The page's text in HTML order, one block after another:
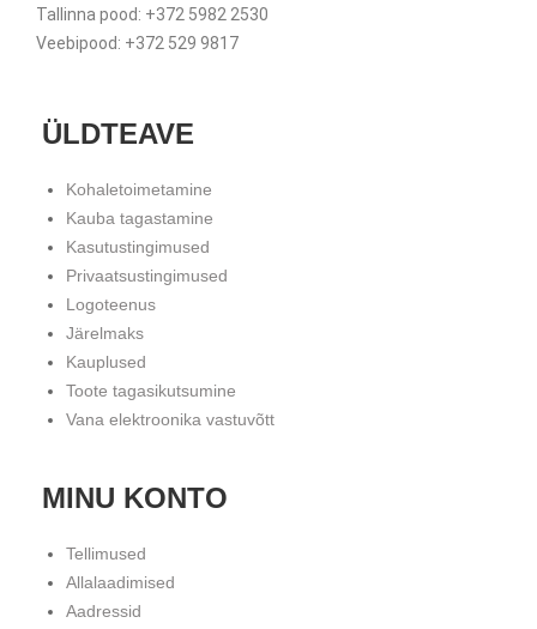
Tallinna pood: +372 5982 2530
Veebipood: +372 529 9817
ÜLDTEAVE
Kohaletoimetamine
Kauba tagastamine
Kasutustingimused
Privaatsustingimused
Logoteenus
Järelmaks
Kauplused
Toote tagasikutsumine
Vana elektroonika vastuvõtt
MINU KONTO
Tellimused
Allalaadimised
Aadressid